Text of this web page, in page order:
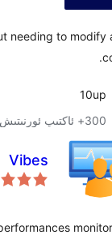
needing to modify
10up
300+ ئاكتىپ ئورنىتىش
Vibes